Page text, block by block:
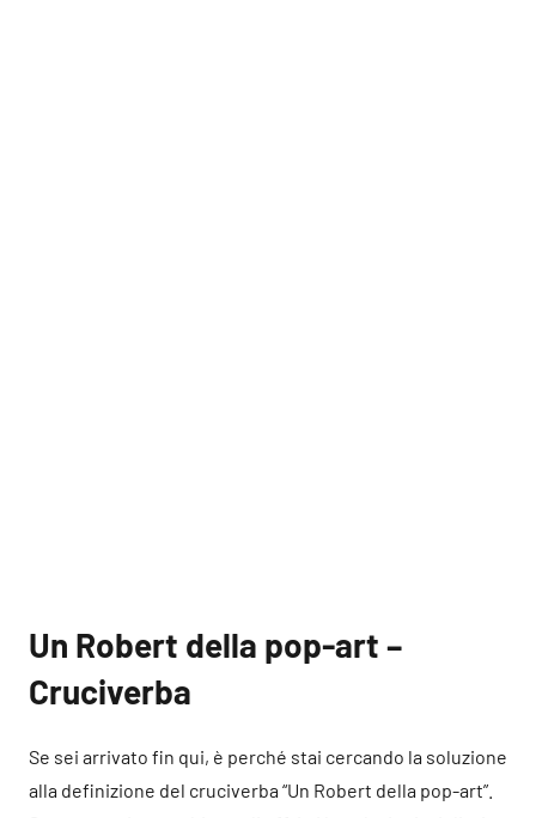
Un Robert della pop-art –
Cruciverba
Se sei arrivato fin qui, è perché stai cercando la soluzione
alla definizione del cruciverba “Un Robert della pop-art”.